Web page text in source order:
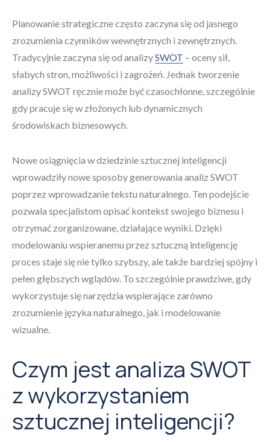
Planowanie strategiczne często zaczyna się od jasnego
zrozumienia czynników wewnętrznych i zewnętrznych.
Tradycyjnie zaczyna się od analizySWOT – oceny sił,
słabych stron, możliwości i zagrożeń. Jednak tworzenie
analizy SWOT ręcznie może być czasochłonne, szczególnie
gdy pracuje się w złożonych lub dynamicznych
środowiskach biznesowych.
Nowe osiągnięcia w dziedzinie sztucznej inteligencji
wprowadziły nowe sposoby generowania analiz SWOT
poprzez wprowadzanie tekstu naturalnego. Ten podejście
pozwala specjalistom opisać kontekst swojego biznesu i
otrzymać zorganizowane, działające wyniki. Dzięki
modelowaniu wspieranemu przez sztuczną inteligencję
proces staje się nie tylko szybszy, ale także bardziej spójny i
pełen głębszych wglądów. To szczególnie prawdziwe, gdy
wykorzystuje się narzędzia wspierające zarówno
zrozumienie języka naturalnego, jak i modelowanie
wizualne.
Czym jest analiza SWOT
z wykorzystaniem
sztucznej inteligencji?